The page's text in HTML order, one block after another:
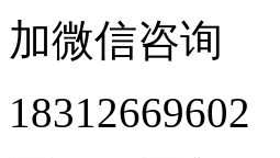
加微信咨询
18312669602